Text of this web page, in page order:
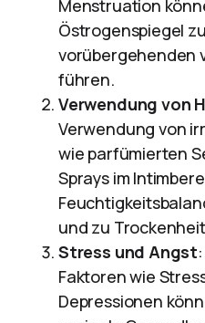
Menstruation
Östrogenspiegel
vorübergehenden
führen.
Verwendung von
Verwendung von
wie parfümierten
Sprays im
und zu
Stress und Angst
Faktoren wie
Depressionen